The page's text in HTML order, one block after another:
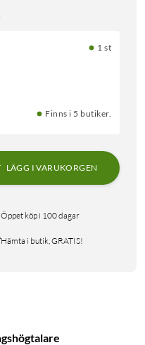
1 st
Finns i 5 butiker.
LÄGG I VARUKORGEN
Öppet köp i 100 dagar
Hämta i butik, GRATIS!